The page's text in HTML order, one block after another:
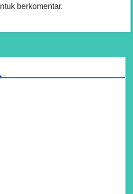
berkomentar.